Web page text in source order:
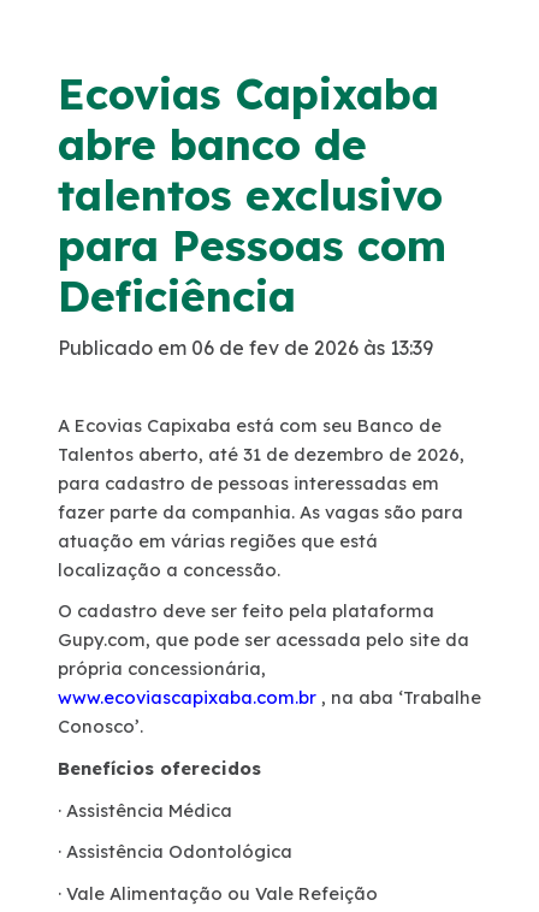
Atendimento
Fornecedores
Trabalhe Conosco
Pesquisa de satisfação
Ouvidoria
Mapa da via
Processo Competitivo
Ecovias Capixaba
abre banco de
talentos exclusivo
para Pessoas com
Deficiência
Publicado em 06 de fev de 2026 às 13:39
A Ecovias Capixaba está com seu Banco de
Talentos aberto, até 31 de dezembro de 2026,
para cadastro de pessoas interessadas em
fazer parte da companhia. As vagas são para
atuação em várias regiões que está
localização a concessão.
O cadastro deve ser feito pela plataforma
Gupy.com, que pode ser acessada pelo site da
própria concessionária,
www.ecoviascapixaba.com.br , na aba ‘Trabalhe
Conosco’.
Benefícios oferecidos
· Assistência Médica
· Assistência Odontológica
· Vale Alimentação ou Vale Refeição